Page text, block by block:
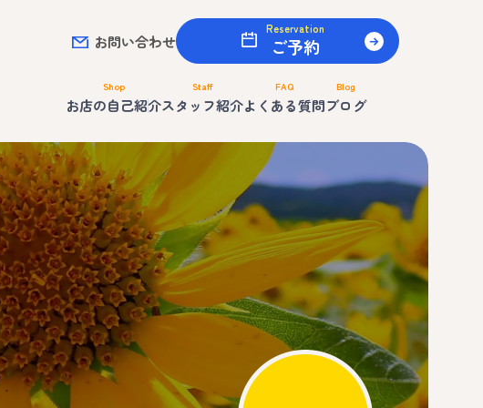
お問い合わせ
Reservation
ご予約
Shop
お店の自己紹介
Staff
スタッフ紹介
FAQ
よくある質問
Blog
ブログ